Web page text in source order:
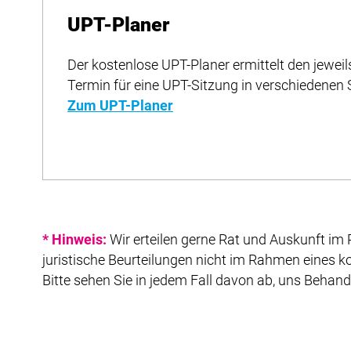
UPT-Planer
Der kostenlose UPT-Planer ermittelt den
Termin für eine UPT-Sitzung in verschiedenen
Zum UPT-Planer
* Hinweis: Wir erteilen gerne Rat und Auskunft
juristische Beurteilungen nicht im Rahmen eines
Bitte sehen Sie in jedem Fall davon ab, uns